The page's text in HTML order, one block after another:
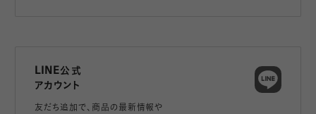
LINE公式
アカウント
友だち追加で、 商品の最新情報や